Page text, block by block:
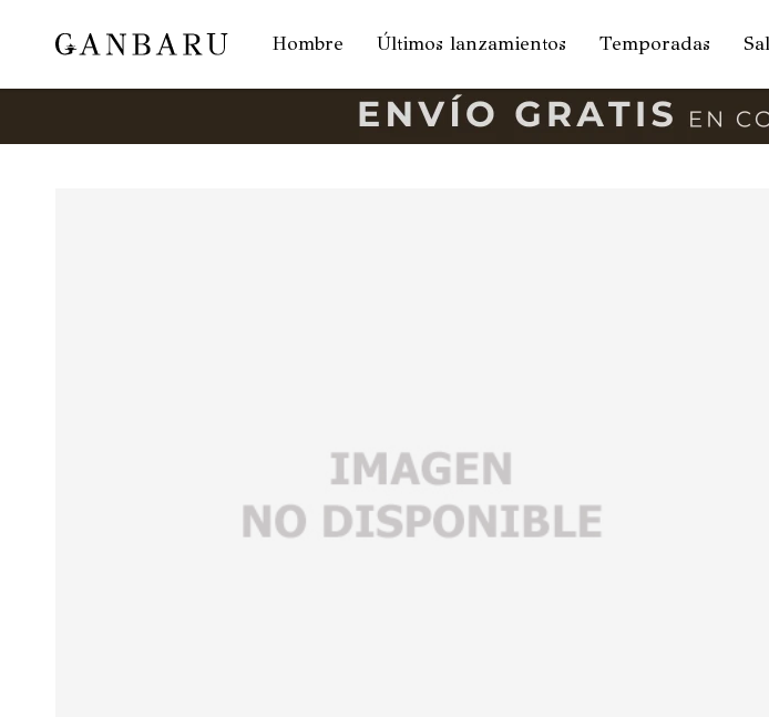
Hombre Últimos lanzamientos Temporadas